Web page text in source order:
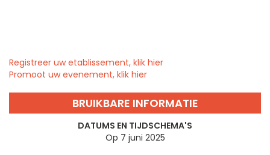
Registreer uw etablissement, klik hier
Promoot uw evenement, klik hier
BRUIKBARE INFORMATIE
DATUMS EN TIJDSCHEMA'S
Op 7 juni 2025